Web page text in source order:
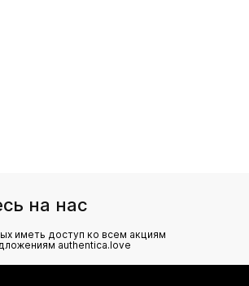
на нас
иметь доступ ко всем акциям
authentica.love